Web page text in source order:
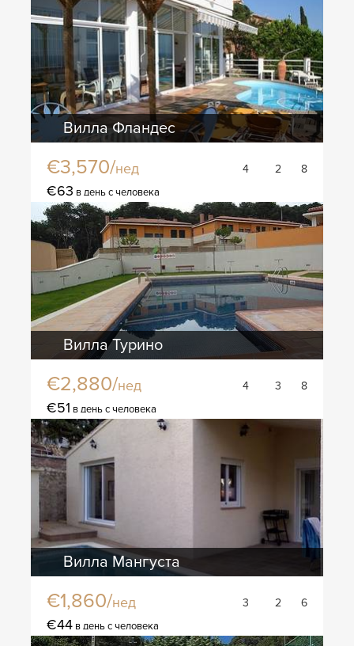
Вилла Фландес
€3,570/нед 4 2 8
€63 в день с человека
Вилла Турино
€2,880/нед 4 3 8
€51 в день с человека
Вилла Мангуста
€1,860/нед 3 2 6
€44 в день с человека